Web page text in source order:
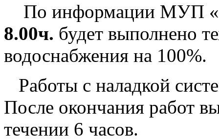
По информации МУП
8.00ч. будет выполнено
водоснабжения на 100%.
Работы с наладкой
После окончания работ
течении 6 часов.